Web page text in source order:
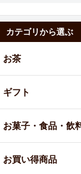
カテゴリから選ぶ
お茶
ギフト
お菓子・食品・飲
お買い得商品